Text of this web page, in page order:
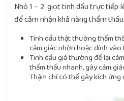
Nhỏ 1 – 2 giọt tinh dầu trực tiếp
để cảm nhận khả năng thẩm thấu.
Tinh dầu thật thường thẩm
cảm giác nhờn hoặc dính vào
Tinh dầu giả thường để lại
thẩm thấu nhanh, gây cảm
Thậm chí có thể gây kích ứng